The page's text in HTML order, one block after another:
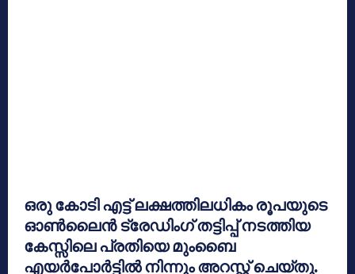
ഒരു കോടി എട്ട് ലക്ഷത്തിലധികം രൂപയുടെ
ഓൺലൈൻ ട്രേഡിംഗ് തട്ടിപ്പ് നടത്തിയ
കേസ്സിലെ പ്രതിയെ മുംബൈ
എയർപോർട്ടിൽ നിന്നും അറസ്റ്റ് ചെയ്തു.